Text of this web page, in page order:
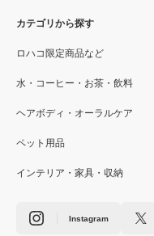
カテゴリから探す
ロハコ限定商品など
水・コーヒー・お茶・飲料
ヘアボディ・オーラルケア
ペット用品
インテリア・家具・収納
Instagram